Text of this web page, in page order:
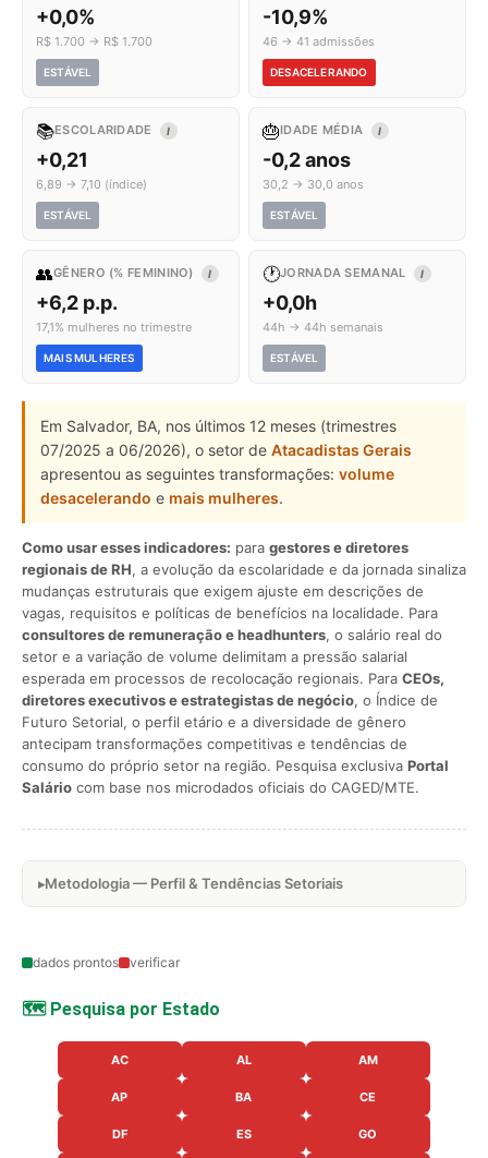
+0,0%
R$ 1.700 → R$ 1.700
ESTÁVEL
-10,9%
46 → 41 admissões
DESACELERANDO
📚ESCOLARIDADE I
+0,21
6,89 → 7,10 (índice)
ESTÁVEL
🎂IDADE MÉDIA I
-0,2 anos
30,2 → 30,0 anos
ESTÁVEL
👥GÊNERO (% FEMININO) I
+6,2 p.p.
17,1% mulheres no trimestre
MAIS MULHERES
🕐JORNADA SEMANAL I
+0,0h
44h → 44h semanais
ESTÁVEL
Em Salvador, BA, nos últimos 12 meses (trimestres
07/2025 a 06/2026), o setor de Atacadistas Gerais
apresentou as seguintes transformações: volume
desacelerando e mais mulheres.
Como usar esses indicadores: para gestores e diretores
regionais de RH, a evolução da escolaridade e da jornada sinaliza
mudanças estruturais que exigem ajuste em descrições de
vagas, requisitos e políticas de benefícios na localidade. Para
consultores de remuneração e headhunters, o salário real do
setor e a variação de volume delimitam a pressão salarial
esperada em processos de recolocação regionais. Para CEOs,
diretores executivos e estrategistas de negócio, o Índice de
Futuro Setorial, o perfil etário e a diversidade de gênero
antecipam transformações competitivas e tendências de
consumo do próprio setor na região. Pesquisa exclusiva Portal
Salário com base nos microdados oficiais do CAGED/MTE.
Metodologia — Perfil & Tendências Setoriais
dados prontos verificar
🗺️ Pesquisa por Estado
AC AL AM
AP BA CE
DF ES GO